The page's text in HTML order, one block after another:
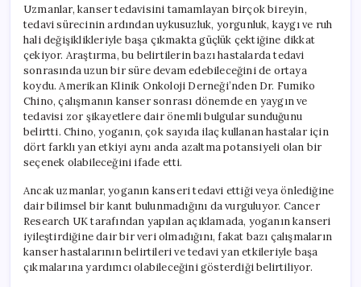
Uzmanlar, kanser tedavisini tamamlayan birçok bireyin,
tedavi sürecinin ardından uykusuzluk, yorgunluk, kaygı ve ruh
hali değişiklikleriyle başa çıkmakta güçlük çektiğine dikkat
çekiyor. Araştırma, bu belirtilerin bazı hastalarda tedavi
sonrasında uzun bir süre devam edebileceğini de ortaya
koydu. Amerikan Klinik Onkoloji Derneği’nden Dr. Fumiko
Chino, çalışmanın kanser sonrası dönemde en yaygın ve
tedavisi zor şikayetlere dair önemli bulgular sunduğunu
belirtti. Chino, yoganın, çok sayıda ilaç kullanan hastalar için
dört farklı yan etkiyi aynı anda azaltma potansiyeli olan bir
seçenek olabileceğini ifade etti.
Ancak uzmanlar, yoganın kanseri tedavi ettiği veya önlediğine
dair bilimsel bir kanıt bulunmadığını da vurguluyor. Cancer
Research UK tarafından yapılan açıklamada, yoganın kanseri
iyileştirdiğine dair bir veri olmadığını, fakat bazı çalışmaların
kanser hastalarının belirtileri ve tedavi yan etkileriyle başa
çıkmalarına yardımcı olabileceğini gösterdiği belirtiliyor.